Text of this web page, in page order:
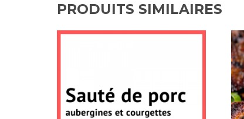
PRODUITS SIMILAIRES